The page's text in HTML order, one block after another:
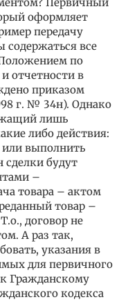
оформляет
передачу
содержаться все
по
отчетности в
приказом
г. № 34н). Однако
лишь
либо действия:
или выполнить
сделки будут
–
товара – актом
товар –
договор не
А раз так,
указания в
для первичного
Гражданскому
кодекса